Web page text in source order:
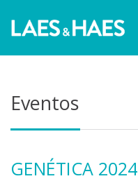
Eventos
GENÉTICA 2024